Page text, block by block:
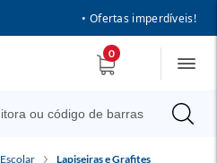
• Ofertas imperdíveis!
0
Escolar Lapiseiras e Grafites